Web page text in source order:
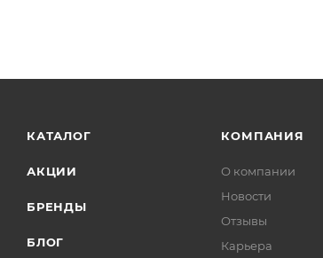
КАТАЛОГ
АКЦИИ
БРЕНДЫ
БЛОГ
КОМПАНИЯ
О компании
Новости
Отзывы
Карьера